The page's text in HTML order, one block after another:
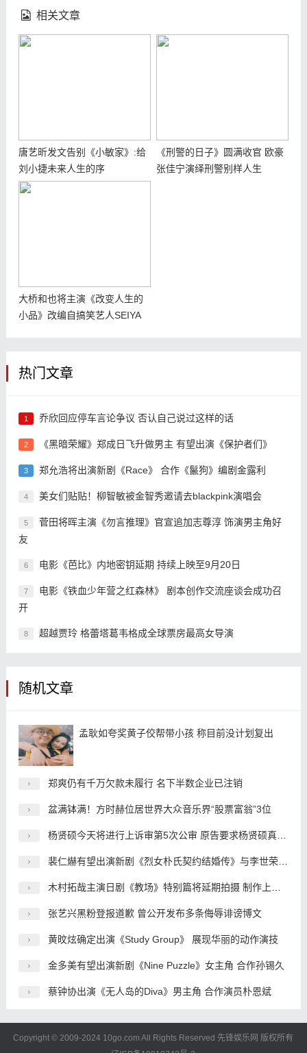
相关文章
唐艺昕发文告别《小敏家》:给
刘小捷未来人生的序
《刑警的日子》圆满收官 欧豪
张佳宁演绎刑警别样人生
大桥和也将主演《改变人生的
小品》改编自搞笑艺人SEIYA
热门文章
1 乔欣回应停车言论争议 否认自己说过这样的话
2 《黑暗荣耀》郑成日飞升做男主 有望出演《保护者们》
3 郑允浩将出演新剧《Race》 合作《鬣狗》编剧金露利
4 美女们贴贴！柳智敏被金智秀邀请去blackpink演唱会
5
菅田将晖主演《勿言推理》官宣追加志尊淳 饰演男主角好
友
6 电影《芭比》内地密钥延期 持续上映至9月20日
7
电影《铁血少年营之红森林》 剧本创作交流座谈会成功召
开
8 超越贾玲 格蕾塔葛韦格成全球票房最高女导演
随机文章
孟耿如夸奖黄子佼帮带小孩 称目前没计划复出
郑爽仍有千万欠款未履行 名下半数企业已注销
盆满钵满！方时赫位居世界大众音乐界“股票富翁”3位
杨贤硕今天将进行上诉审第5次公审 原告要求杨贤硕真心道歉
裴仁爀有望出演新剧《烈女朴氏契约结婚传》与李世荣搭档
木村拓哉主演日剧《教场》特别篇将延期拍摄 制作上出了问题
张艺兴黑粉登报道歉 曾公开发布多条侮辱诽谤博文
黄旼炫确定出演《Study Group》 展现华丽的动作演技
金多美有望出演新剧《Nine Puzzle》女主角 合作孙锡久
蔡钟协出演《无人岛的Diva》男主角 合作演员朴恩斌
Copyright © 2009-2024 10go.com All Rights Reserved 先锋娱乐网 版权所有